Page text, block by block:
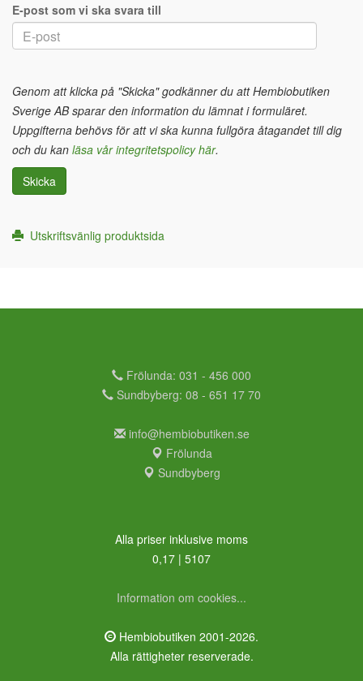
E-post som vi ska svara till
Genom att klicka på "Skicka" godkänner du att Hembiobutiken
Sverige AB sparar den information du lämnat i formuläret.
Uppgifterna behövs för att vi ska kunna fullgöra åtagandet till dig
och du kan läsa vår integritetspolicy här.
Skicka
Utskriftsvänlig produktsida
Frölunda: 031 - 456 000
Sundbyberg: 08 - 651 17 70
info@hembiobutiken.se
Frölunda
Sundbyberg
Alla priser inklusive moms
0,17 | 5107
Information om cookies...
Hembiobutiken 2001-2026.
Alla rättigheter reserverade.